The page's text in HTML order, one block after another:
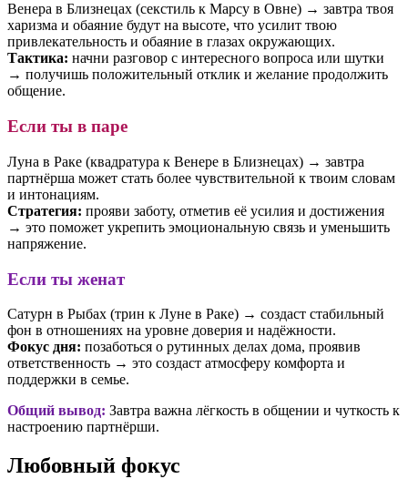
Венера в Близнецах (секстиль к Марсу в Овне) → завтра твоя
харизма и обаяние будут на высоте, что усилит твою
привлекательность и обаяние в глазах окружающих.
Тактика: начни разговор с интересного вопроса или шутки
→ получишь положительный отклик и желание продолжить
общение.
Если ты в паре
Луна в Раке (квадратура к Венере в Близнецах) → завтра
партнёрша может стать более чувствительной к твоим словам
и интонациям.
Стратегия: прояви заботу, отметив её усилия и достижения
→ это поможет укрепить эмоциональную связь и уменьшить
напряжение.
Если ты женат
Сатурн в Рыбах (трин к Луне в Раке) → создаст стабильный
фон в отношениях на уровне доверия и надёжности.
Фокус дня: позаботься о рутинных делах дома, проявив
ответственность → это создаст атмосферу комфорта и
поддержки в семье.
Общий вывод: Завтра важна лёгкость в общении и чуткость к
настроению партнёрши.
Любовный фокус